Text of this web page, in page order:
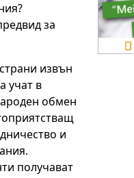
за
извън
учат в
обмен
и
получават